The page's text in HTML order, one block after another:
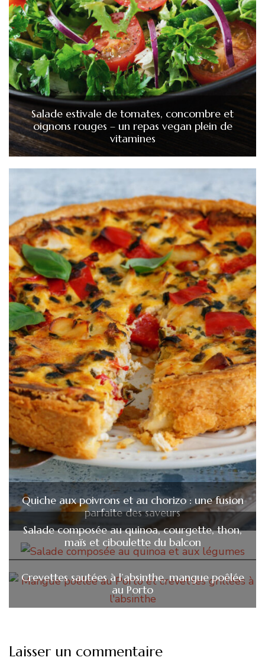
Salade estivale de tomates, concombre et
oignons rouges – un repas vegan plein de
vitamines
Quiche aux poivrons et au chorizo : une fusion
parfaite des saveurs
Salade composée au quinoa, courgette, thon,
maïs et ciboulette du balcon
Crevettes sautées à l’absinthe, mangue poêlée
au Porto
Laisser un commentaire